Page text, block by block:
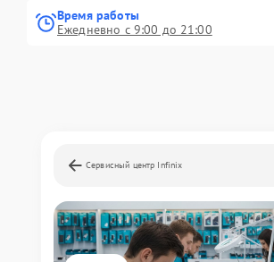
Время работы
Ежедневно с 9:00 до 21:00
Сервисный центр Infinix